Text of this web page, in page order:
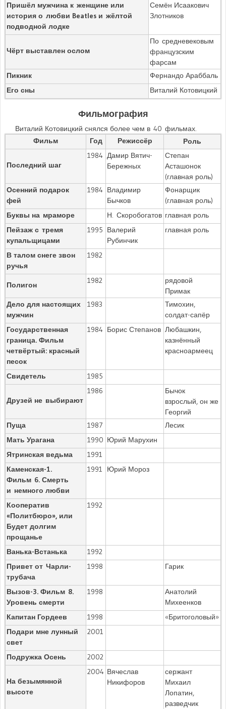
Пришёл мужчина к женщине или
история о любви Beatles и жёлтой
подводной лодке
Семён Исаакович
Злотников
Чёрт выставлен ослом
По средневековым
французским
фарсам
Пикник
Фернандо Араббаль
Его сны
Виталий Котовицкий
Фильмография
Виталий Котовицкий снялся более чем в 40 фильмах.
Фильм
Год Режиссёр Роль
Последний шаг
1984 Дамир Вятич-
Бережных
Степан
Асташонок
(главная роль)
Осенний подарок
фей
1984 Владимир
Бычков
Фонарщик
(главная роль)
Буквы на мраморе
Н. Скоробогатов главная роль
Пейзаж с тремя
купальщицами
1995 Валерий
Рубинчик
главная роль
В талом снеге звон
ручья
1982
Полигон 1982
рядовой
Примак
Дело для настоящих
мужчин
1983
Тимохин,
солдат-сапёр
Государственная
граница. Фильм
четвёртый: красный
песок
1984 Борис Степанов Любашкин,
казнённый
красноармеец
Свидетель 1985
Друзей не выбирают
1986
Бычок
взрослый, он же
Георгий
Пуща
1987
Лесик
Мать Урагана
1990 Юрий Марухин
Ятринская ведьма
1991
Каменская-1.
Фильм 6. Смерть
и немного любви
1991 Юрий Мороз
Кооператив
«Политбюро», или
Будет долгим
прощанье
1992
Ванька-Встанька
1992
Привет от Чарли-
трубача
1998 Гарик
Вызов-3. Фильм 8.
Уровень смерти
1998
Анатолий
Михеенков
Капитан Гордеев
1998
«Бритоголовый»
Подари мне лунный
свет
2001
Подружка Осень 2002
На безымянной
высоте
2004 Вячеслав
Никифоров
сержант
Михаил
Лопатин,
разведчик